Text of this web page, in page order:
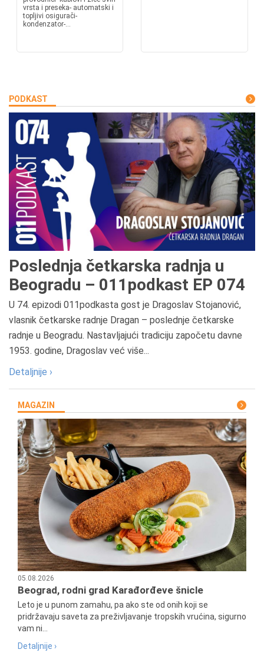
vrsta i preseka- automatski i
topljivi osigurači-
kondenzator-...
PODKAST
Poslednja četkarska radnja u
Beogradu – 011podkast EP 074
U 74. epizodi 011podkasta gost je Dragoslav Stojanović,
vlasnik četkarske radnje Dragan – poslednje četkarske
radnje u Beogradu. Nastavljajući tradiciju započetu davne
1953. godine, Dragoslav već više...
Detaljnije ›
MAGAZIN
05.08.2026
Beograd, rodni grad Karađorđeve šnicle
Leto je u punom zamahu, pa ako ste od onih koji se
pridržavaju saveta za preživljavanje tropskih vrućina, sigurno
vam ni...
Detaljnije ›